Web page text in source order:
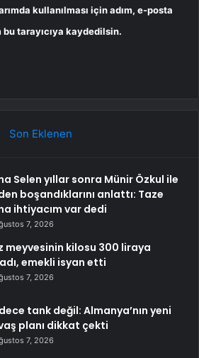
kullanılması için adım, e-posta
tarayıcıya kaydedilsin.
Son Eklenen
Selen yıllar sonra Münir Özkul ile
boşandıklarını anlattı: Taze
ihtiyacım var dedi
7, 2026
meyvesinin kilosu 300 liraya
emekli isyan etti
7, 2026
tank değil: Almanya’nın yeni
planı dikkat çekti
7, 2026